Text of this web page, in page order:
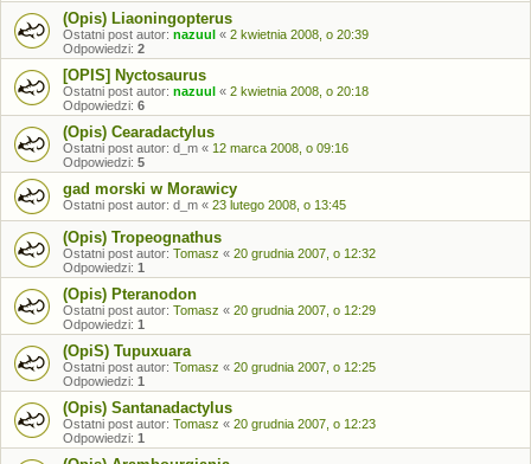
(Opis) Liaoningopterus
Ostatni post autor: nazuul « 2 kwietnia 2008, o 20:39
Odpowiedzi: 2
[OPIS] Nyctosaurus
Ostatni post autor: nazuul « 2 kwietnia 2008, o 20:18
Odpowiedzi: 6
(Opis) Cearadactylus
Ostatni post autor: d_m « 12 marca 2008, o 09:16
Odpowiedzi: 5
gad morski w Morawicy
Ostatni post autor: d_m « 23 lutego 2008, o 13:45
(Opis) Tropeognathus
Ostatni post autor: Tomasz « 20 grudnia 2007, o 12:32
Odpowiedzi: 1
(Opis) Pteranodon
Ostatni post autor: Tomasz « 20 grudnia 2007, o 12:29
Odpowiedzi: 1
(OpiS) Tupuxuara
Ostatni post autor: Tomasz « 20 grudnia 2007, o 12:25
Odpowiedzi: 1
(Opis) Santanadactylus
Ostatni post autor: Tomasz « 20 grudnia 2007, o 12:23
Odpowiedzi: 1